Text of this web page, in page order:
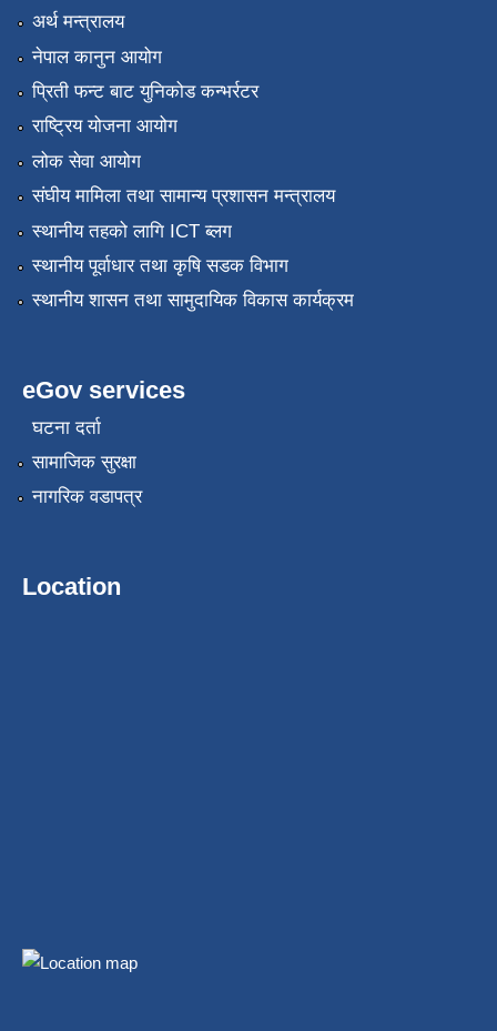
अर्थ मन्त्रालय
नेपाल कानुन आयोग
प्रिती फन्ट बाट युनिकोड कन्भर्रटर
राष्ट्रिय योजना आयोग
लोक सेवा आयोग
संघीय मामिला तथा सामान्य प्रशासन मन्त्रालय
स्थानीय तहको लागि ICT ब्लग
स्थानीय पूर्वाधार तथा कृषि सडक विभाग
स्थानीय शासन तथा सामुदायिक विकास कार्यक्रम
eGov services
घटना दर्ता
सामाजिक सुरक्षा
नागरिक वडापत्र
Location